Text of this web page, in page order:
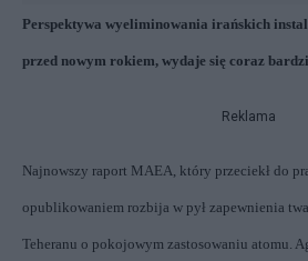
Perspektywa wyeliminowania irańskich
przed nowym rokiem, wydaje się coraz
Reklama
Najnowszy raport MAEA, który przeciekł do
opublikowaniem rozbija w pył zapewnienia
Teheranu o pokojowym zastosowaniu atomu.